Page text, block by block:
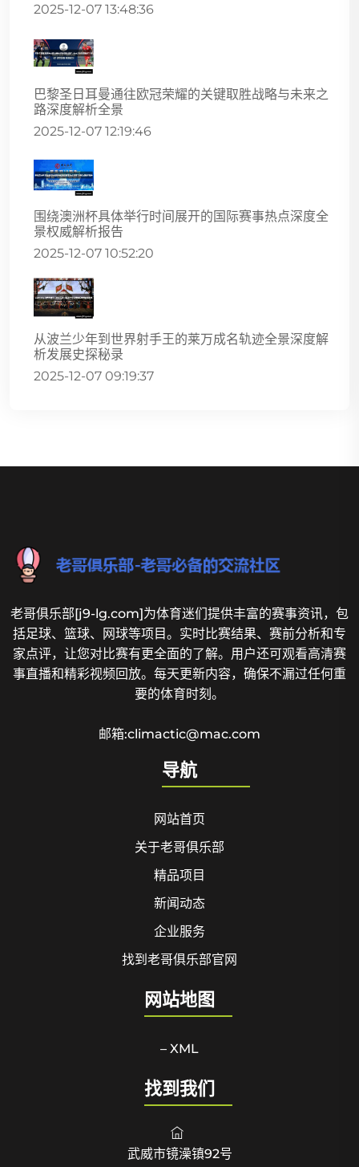
2025-12-07 13:48:36
巴黎圣日耳曼通往欧冠荣耀的关键取胜战略与未来之
路深度解析全景
2025-12-07 12:19:46
围绕澳洲杯具体举行时间展开的国际赛事热点深度全
景权威解析报告
2025-12-07 10:52:20
从波兰少年到世界射手王的莱万成名轨迹全景深度解
析发展史探秘录
2025-12-07 09:19:37
老哥俱乐部[j9-lg.com]为体育迷们提供丰富的赛事资讯，包
括足球、篮球、网球等项目。实时比赛结果、赛前分析和专
家点评，让您对比赛有更全面的了解。用户还可观看高清赛
事直播和精彩视频回放。每天更新内容，确保不漏过任何重
要的体育时刻。
邮箱:climactic@mac.com
导航
网站首页
关于老哥俱乐部
精品项目
新闻动态
企业服务
找到老哥俱乐部官网
网站地图
– XML
找到我们
武威市镜澡镇92号